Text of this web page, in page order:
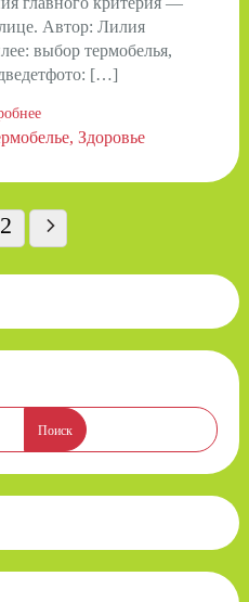
Автор: Лилия
выбор термобелья,
[…]
Здоровье
2
Поиск